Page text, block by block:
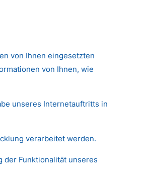
von Ihnen eingesetzten
von Ihnen, wie
unseres Internetauftritts in
verarbeitet werden.
der Funktionalität unseres